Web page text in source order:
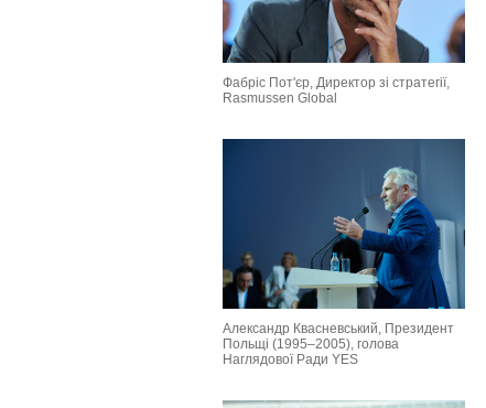
Фабріс Пот'єр, Директор зі стратегії,
Rasmussen Global
Александр Квасневський, Президент
Польщі (1995–2005), голова
Наглядової Ради YES